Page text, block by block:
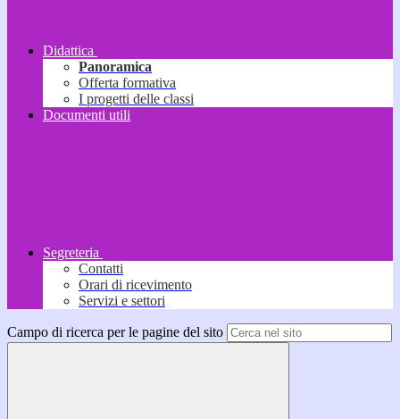
Didattica
Panoramica
Offerta formativa
I progetti delle classi
Documenti utili
Segreteria
Contatti
Orari di ricevimento
Servizi e settori
Campo di ricerca per le pagine del sito